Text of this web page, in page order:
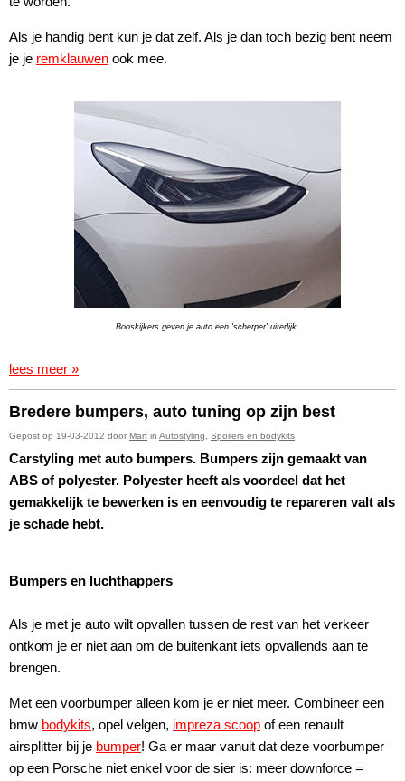
Als je handig bent kun je dat zelf. Als je dan toch bezig bent neem
je je remklauwen ook mee.
Booskijkers geven je auto een 'scherper' uiterlijk.
lees meer »
Bredere bumpers, auto tuning op zijn best
Gepost op 19-03-2012 door Mart in Autostyling Spoilers en bodykits
Carstyling met auto bumpers. Bumpers zijn gemaakt van
ABS of polyester. Polyester heeft als voordeel dat het
gemakkelijk te bewerken is en eenvoudig te repareren valt als
je schade hebt.
Bumpers en luchthappers
Als je met je auto wilt opvallen tussen de rest van het verkeer
ontkom je er niet aan om de buitenkant iets opvallends aan te
brengen.
Met een voorbumper alleen kom je er niet meer. Combineer een
bmw bodykits, opel velgen, impreza scoop of een renault
airsplitter bij je bumper! Ga er maar vanuit dat deze voorbumper
op een Porsche niet enkel voor de sier is: meer downforce =